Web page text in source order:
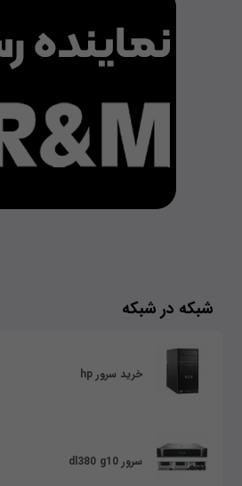
شبکه در شبکه
خرید سرور hp
سرور dl380 g10